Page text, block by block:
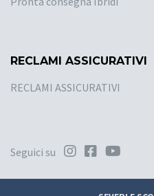
RECLAMI ASSICURATIVI
RECLAMI ASSICURATIVI
Seguici su